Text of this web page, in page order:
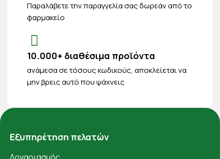
Παραλάβετε την παραγγελία σας δωρεάν από το
φαρμακείο
10.000+ διαθέσιμα προϊόντα
ανάμεσα σε τόσους κωδικούς, αποκλείεται να
μην βρεις αυτό που ψάχνεις
Εξυπηρέτηση πελατών